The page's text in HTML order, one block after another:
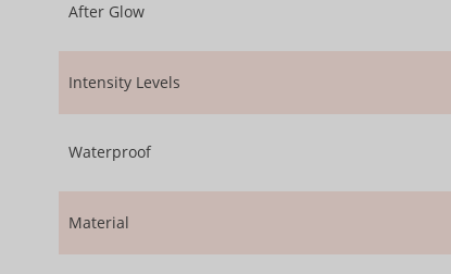
After Glow
Intensity Levels
Waterproof
Material